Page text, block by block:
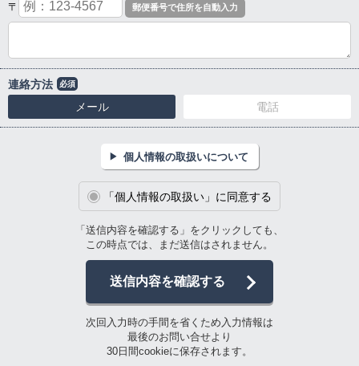
〒
連絡方法 必須
メール 電話
個人情報の取扱いについて
「個人情報の取扱い」に同意する
「送信内容を確認する」をクリックしても、
この時点では、まだ送信はされません。
送信内容を確認する
次回入力時の手間を省くため入力情報は
最後のお問い合せより
30日間cookieに保存されます。